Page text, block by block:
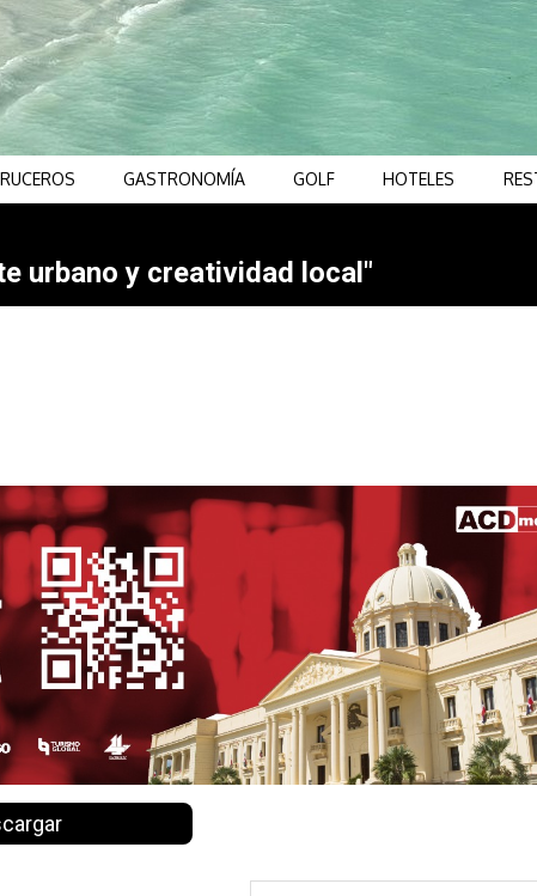
GASTRONOMÍA GOLF HOTELES
urbano y creatividad local"